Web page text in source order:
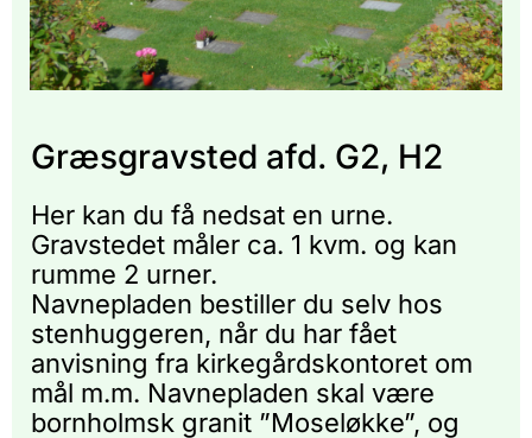
Græsgravsted afd. G2, H2
Her kan du få nedsat en urne.
Gravstedet måler ca. 1 kvm. og kan
rumme 2 urner.
Navnepladen bestiller du selv hos
stenhuggeren, når du har fået
anvisning fra kirkegårdskontoret om
mål m.m. Navnepladen skal være
bornholmsk granit ”Moseløkke”, og